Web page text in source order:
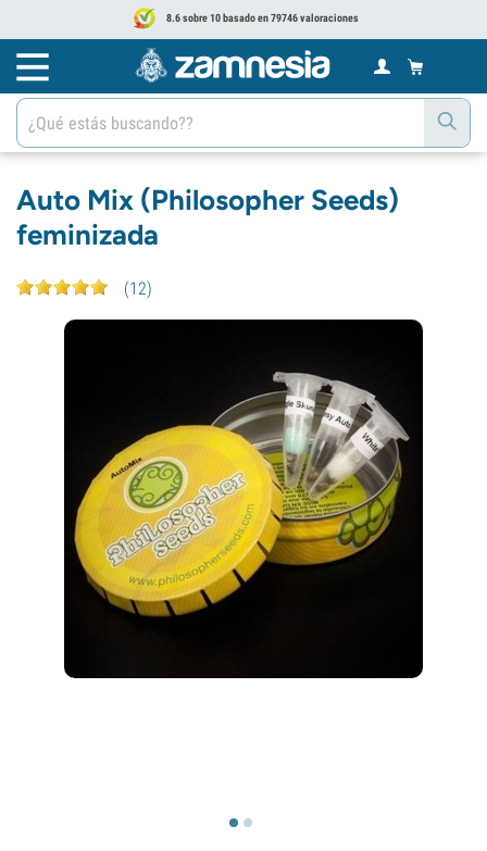
8.6 sobre 10 basado en 79746 valoraciones
Auto Mix (Philosopher Seeds)
feminizada
(12)